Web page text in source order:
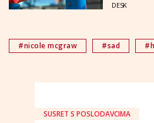
DESK
#nicole mcgraw #sad
SUSRET S POSLODAVCIMA